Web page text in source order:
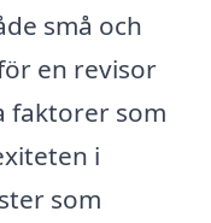
små och
en revisor
faktorer som
i
som